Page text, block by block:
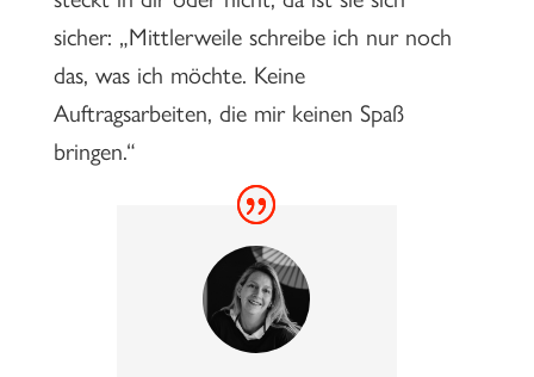
sicher: „Mittlerweile schreibe ich nur noch
das, was ich möchte. Keine
Auftragsarbeiten, die mir keinen Spaß
bringen.“